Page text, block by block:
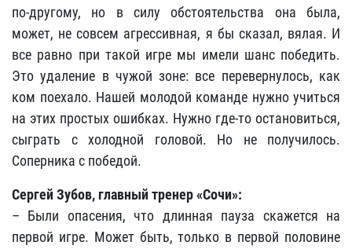
по-другому, но в силу обстоятельства она была,
может, не совсем агрессивная, я бы сказал, вялая. И
все равно при такой игре мы имели шанс победить.
Это удаление в чужой зоне: все перевернулось, как
ком поехало. Нашей молодой команде нужно учиться
на этих простых ошибках. Нужно где-то остановиться,
сыграть с холодной головой. Но не получилось.
Соперника с победой.
Сергей Зубов, главный тренер «Сочи»:
– Были опасения, что длинная пауза скажется на
первой игре. Может быть, только в первой половине